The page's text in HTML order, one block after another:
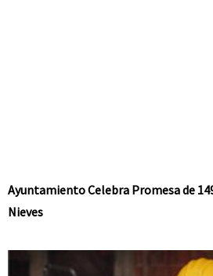
Ayuntamiento Celebra Promesa de
Nieves